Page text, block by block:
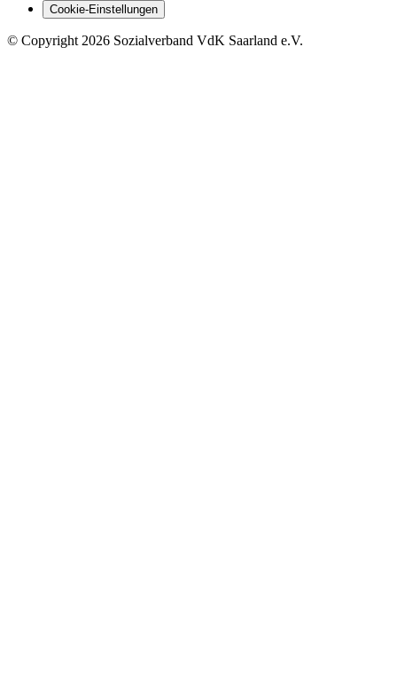
Cookie-Einstellungen
© Copyright 2026 Sozialverband VdK Saarland e.V.